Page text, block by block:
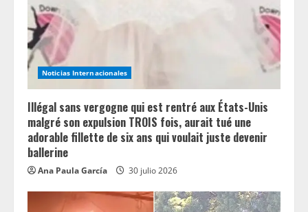
Noticias Internacionales
Illégal sans vergogne qui est rentré aux États-Unis
malgré son expulsion TROIS fois, aurait tué une
adorable fillette de six ans qui voulait juste devenir
ballerine
Ana Paula García 30 julio 2026